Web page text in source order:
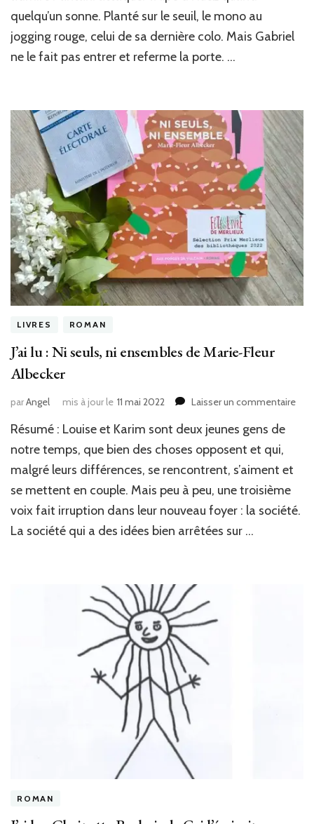
quelqu’un sonne. Planté sur le seuil, le mono au
jogging rouge, celui de sa dernière colo. Mais Gabriel
ne le fait pas entrer et referme la porte. …
LIVRES ROMAN
J’ai lu : Ni seuls, ni ensembles de Marie-Fleur
Albecker
parAngel mis à jour le 11 mai 2022 Laisser un commentairesur
de
Résumé : Louise et Karim sont deux jeunes gens de
notre temps, que bien des choses opposent et qui,
malgré leurs différences, se rencontrent, s’aiment et
se mettent en couple. Mais peu à peu, une troisième
voix fait irruption dans leur nouveau foyer : la société.
La société qui a des idées bien arrêtées sur …
ROMAN